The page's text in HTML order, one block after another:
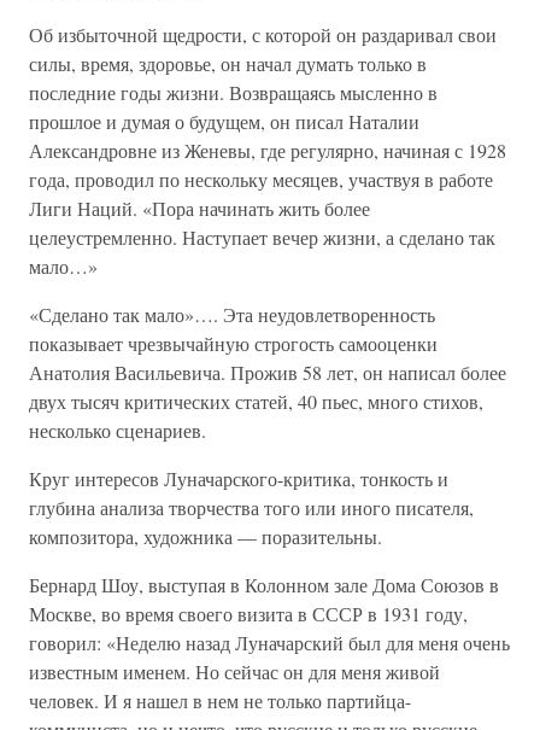
Об избыточной щедрости, с которой он раздаривал свои
силы, время, здоровье, он начал думать только в
последние годы жизни. Возвращаясь мысленно в
прошлое и думая о будущем, он писал Наталии
Александровне из Женевы, где регулярно, начиная с 1928
года, проводил по нескольку месяцев, участвуя в работе
Лиги Наций. «Пора начинать жить более
целеустремленно. Наступает вечер жизни, а сделано так
мало…»
«Сделано так мало»…. Эта неудовлетворенность
показывает чрезвычайную строгость самооценки
Анатолия Васильевича. Прожив 58 лет, он написал более
двух тысяч критических статей, 40 пьес, много стихов,
несколько сценариев.
Круг интересов Луначарского-критика, тонкость и
глубина анализа творчества того или иного писателя,
композитора, художника — поразительны.
Бернард Шоу, выступая в Колонном зале Дома Союзов в
Москве, во время своего визита в СССР в 1931 году,
говорил: «Неделю назад Луначарский был для меня очень
известным именем. Но сейчас он для меня живой
человек. И я нашел в нем не только партийца-